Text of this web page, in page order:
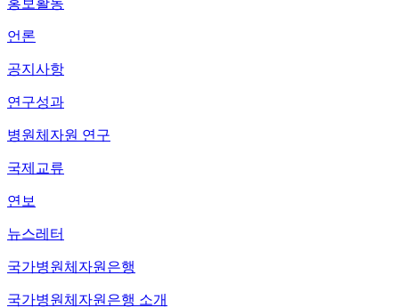
언론
공지사항
연구성과
병원체자원 연구
국제교류
연보
뉴스레터
국가병원체자원은행
국가병원체자원은행 소개